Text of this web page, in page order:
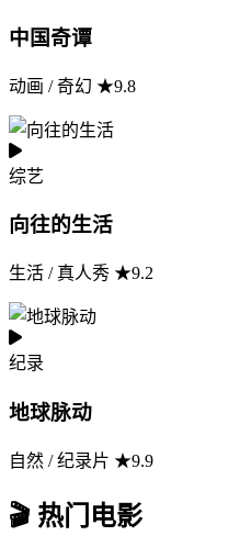
中国奇谭
动画 / 奇幻 ★9.8
综艺
向往的生活
生活 / 真人秀 ★9.2
纪录
地球脉动
自然 / 纪录片 ★9.9
🎬 热门电影